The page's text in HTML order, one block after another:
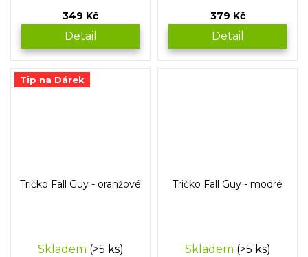
349 Kč
Detail
379 Kč
Detail
Tip na Dárek
Tričko Fall Guy - oranžové
Skladem (>5 ks)
Tričko Fall Guy - modré
Skladem (>5 ks)